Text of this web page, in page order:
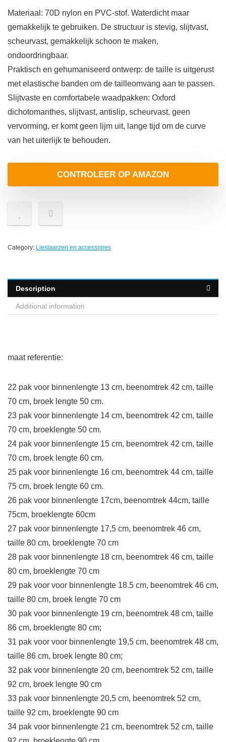
Materiaal: 70D nylon en PVC-stof. Waterdicht maar
gemakkelijk te gebruiken. De structuur is stevig, slijtvast,
scheurvast, gemakkelijk schoon te maken,
ondoordringbaar.
Praktisch en gehumaniseerd ontwerp: de taille is uitgerust
met elastische banden om de tailleomvang aan te passen.
Slijtvaste en comfortabele waadpakken: Oxford
dichotomanthes, slijtvast, antislip, scheurvast, geen
vervorming, er komt geen lijm uit, lange tijd om de curve
van het uiterlijk te behouden.
CONTROLEER OP AMAZON
Category: Lieslaarzen en accessoires
Description
Additional information
maat referentie:
22 pak voor binnenlengte 13 cm, beenomtrek 42 cm, taille
70 cm, broek lengte 50 cm.
23 pak voor binnenlengte 14 cm, beenomtrek 42 cm, taille
70 cm, broeklengte 50 cm.
24 pak voor binnenlengte 15 cm, beenomtrek 42 cm, taille
70 cm, broek lengte 60 cm.
25 pak voor binnenlengte 16 cm, beenomtrek 44 cm, taille
75 cm, broek lengte 60 cm.
26 pak voor binnenlengte 17cm, beenomtrek 44cm, taille
75cm, broeklengte 60cm
27 pak voor binnenlengte 17,5 cm, beenomtrek 46 cm,
taille 80 cm, broeklengte 70 cm
28 pak voor binnenlengte 18 cm, beenomtrek 46 cm, taille
80 cm, broeklengte 70 cm
29 pak voor voor binnenlengte 18.5 cm, beenomtrek 46 cm,
taille 80 cm, broek lengte 70 cm
30 pak voor binnenlengte 19 cm, beenomtrek 48 cm, taille
86 cm, broeklengte 80 cm;
31 pak voor voor binnenlengte 19,5 cm, beenomtrek 48 cm,
taille 86 cm, broek lengte 80 cm;
32 pak voor binnenlengte 20 cm, beenomtrek 52 cm, taille
92 cm, broek lengte 90 cm
33 pak voor binnenlengte 20,5 cm, beenomtrek 52 cm,
taille 92 cm, broeklengte 90 cm
34 pak voor binnenlengte 21 cm, beenomtrek 52 cm, taille